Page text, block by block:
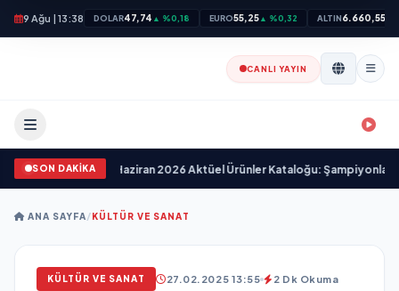
9 Ağu | 13:38 DOLAR47,74 ▲ %0,18 EURO55,25▲ %0,32 ALTIN6.660,55
CANLI YAYIN
SON DAKİKA
•A101 18 Haziran 2026 Aktüel Ürünler Kataloğu: Şampiyonlar İçin
ANA SAYFA/KÜLTÜR VE SANAT
KÜLTÜR VE SANAT 27.02.2025 13:55 2 Dk Okuma